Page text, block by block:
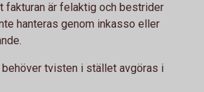
fakturan är felaktig och bestrider
hanteras genom inkasso eller
tvisten i stället avgöras i